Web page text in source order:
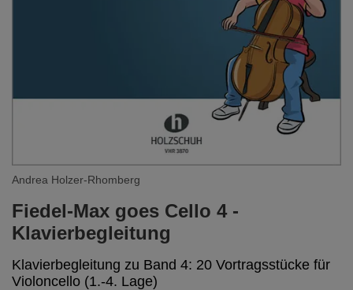
Andrea Holzer-Rhomberg
Fiedel-Max goes Cello 4 -
Klavierbegleitung
Klavierbegleitung zu Band 4: 20 Vortragsstücke für
Violoncello (1.-4. Lage)